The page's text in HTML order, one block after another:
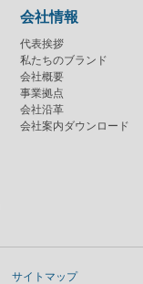
会社情報
代表挨拶
私たちのブランド
会社概要
事業拠点
会社沿革
会社案内ダウンロード
サイトマップ